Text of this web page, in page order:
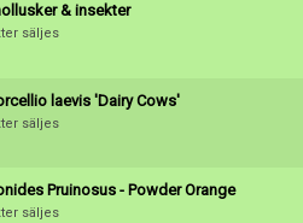
& insekter
säljes
laevis 'Dairy Cows'
säljes
Pruinosus - Powder Orange
säljes